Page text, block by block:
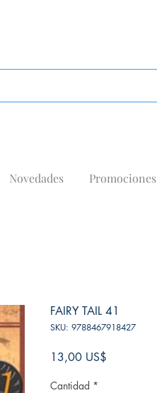
Novedades Promociones
FAIRY TAIL 41
SKU: 9788467918427
13,00 US$
Cantidad *